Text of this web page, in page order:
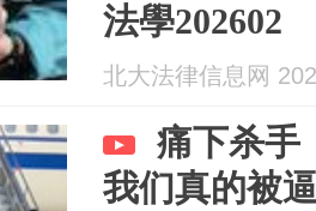
法學202602
北大法律信息网
痛下杀手
我们真的被